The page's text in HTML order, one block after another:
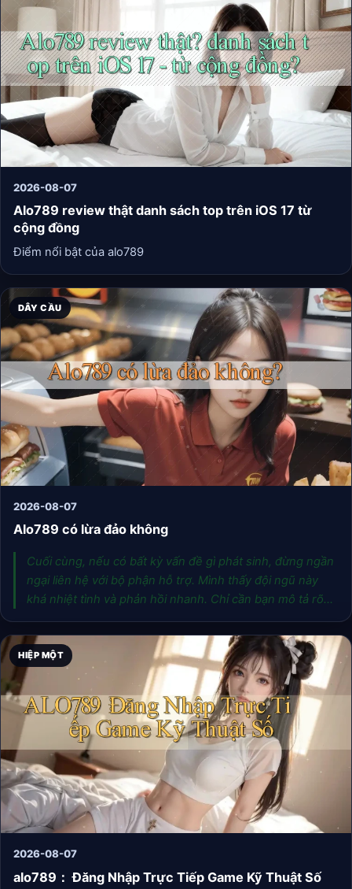
2026-08-07
Alo789 review thật danh sách top trên iOS 17 từ
cộng đồng
Điểm nổi bật của alo789
DÂY CẦU
2026-08-07
Alo789 có lừa đảo không
Cuối cùng, nếu có bất kỳ vấn đề gì phát sinh, đừng ngần
ngại liên hệ với bộ phận hỗ trợ. Mình thấy đội ngũ này
khá nhiệt tình và phản hồi nhanh. Chỉ cần bạn mô tả rõ
ràng, họ sẽ giúp bạn giải quyết một cách gọn gàng.
Đừng tự mày mò rồi làm hỏng việc, phí thời gian lắm.
HIỆP MỘT
2026-08-07
alo789： Đăng Nhập Trực Tiếp Game Kỹ Thuật Số